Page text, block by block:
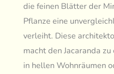
die feinen Blätter der
Pflanze eine
verleiht. Diese
macht den Jacaranda
in hellen Wohnräumen